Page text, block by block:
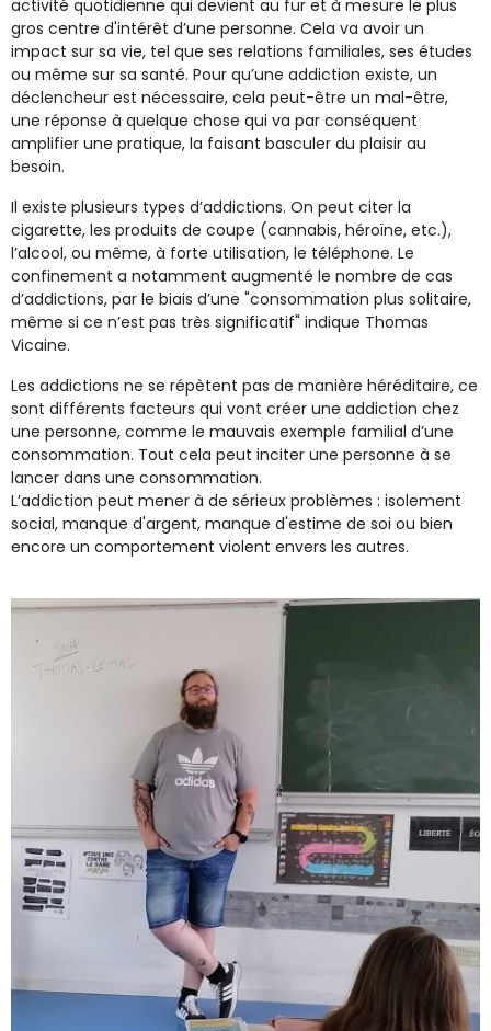
activité quotidienne qui devient au fur et à mesure le plus
gros centre d'intérêt d’une personne. Cela va avoir un
impact sur sa vie, tel que ses relations familiales, ses études
ou même sur sa santé. Pour qu’une addiction existe, un
déclencheur est nécessaire, cela peut-être un mal-être,
une réponse à quelque chose qui va par conséquent
amplifier une pratique, la faisant basculer du plaisir au
besoin.
Il existe plusieurs types d’addictions. On peut citer la
cigarette, les produits de coupe (cannabis, héroïne, etc.),
l’alcool, ou même, à forte utilisation, le téléphone. Le
confinement a notamment augmenté le nombre de cas
d’addictions, par le biais d’une "consommation plus solitaire,
même si ce n’est pas très significatif" indique Thomas
Vicaine.
Les addictions ne se répètent pas de manière héréditaire, ce
sont différents facteurs qui vont créer une addiction chez
une personne, comme le mauvais exemple familial d’une
consommation. Tout cela peut inciter une personne à se
lancer dans une consommation.
L’addiction peut mener à de sérieux problèmes : isolement
social, manque d'argent, manque d'estime de soi ou bien
encore un comportement violent envers les autres.